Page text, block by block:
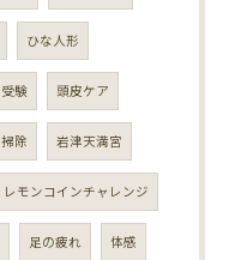
ひな人形
受験 頭皮ケア
掃除 岩津天満宮
レモンコインチャレンジ
足の疲れ 体感